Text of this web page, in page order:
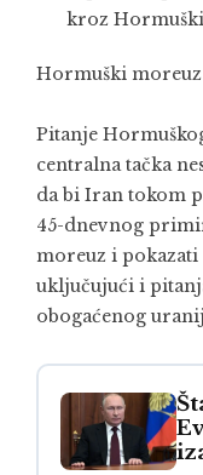
kroz
Hormuški
Pitanje
centralna tačka
da bi Iran tokom
45-dnevnog
moreuz i
uključujući i
obogaćenog